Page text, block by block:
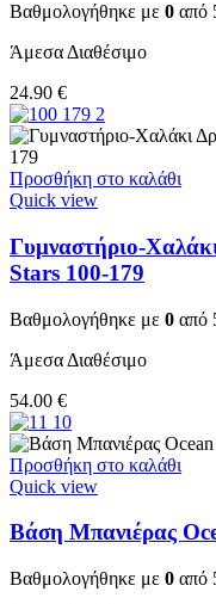
Βαθμολογήθηκε με 0 από
Άμεσα Διαθέσιμο
24.90 €
Προσθήκη στο καλάθι
Quick view
Γυμναστήριο-
Stars 100-179
Βαθμολογήθηκε με 0 από
Άμεσα Διαθέσιμο
54.00 €
Προσθήκη στο καλάθι
Quick view
Βάση Μπανιέρας
Βαθμολογήθηκε με 0 από